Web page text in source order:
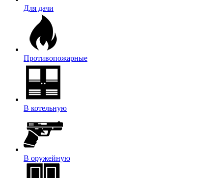
Для дачи
Противопожарные
В котельную
В оружейную